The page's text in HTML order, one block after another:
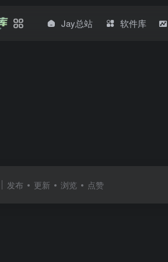
Jay总站 软件库
发布 更新 浏览 点赞